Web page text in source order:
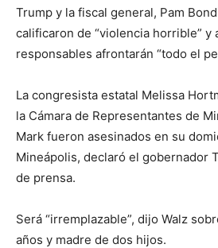
Trump y la fiscal general, Pam
calificaron de “violencia horrible” y
responsables afrontarán “todo el
La congresista estatal Melissa
la Cámara de Representantes de
Mark fueron asesinados en su
Mineápolis, declaró el gobernador
de prensa.
Será “irremplazable”, dijo Walz
años y madre de dos hijos.